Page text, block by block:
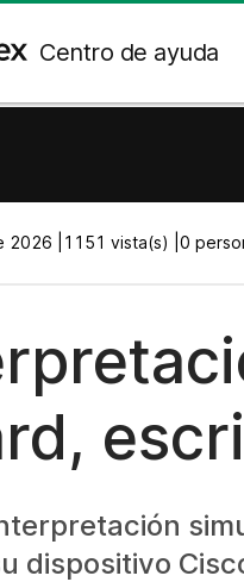
Centro de ayuda
| 1151 vista(s) | 0
dispositivo